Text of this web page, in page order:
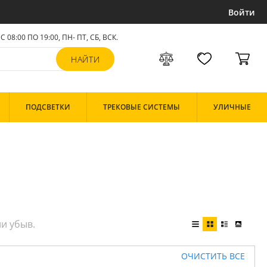
Войти
С 08:00 ПО 19:00, ПН- ПТ,СБ, ВСК.
ПОДСВЕТКИ ТРЕКОВЫЕ СИСТЕМЫ УЛИЧНЫЕ
ОЧИСТИТЬ ВСЕ